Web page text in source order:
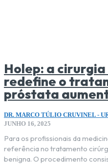
Holep: a
redefine o
próstata
DR. MARCO TÚLIO CRUVINEL -
JUNHO 16, 2025
Para os profissionais da
referência no tratamento
benigna. O procedimento